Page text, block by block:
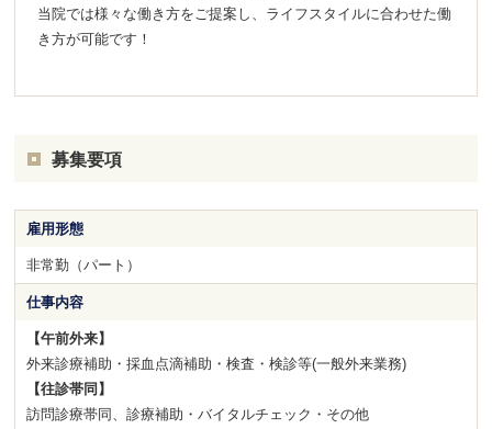
当院では様々な働き方をご提案し、ライフスタイルに合わせた働
き方が可能です！
募集要項
雇用形態
非常勤（パート）
仕事内容
【午前外来】
外来診療補助・採血点滴補助・検査・検診等(一般外来業務)
【往診帯同】
訪問診療帯同、診療補助・バイタルチェック・その他